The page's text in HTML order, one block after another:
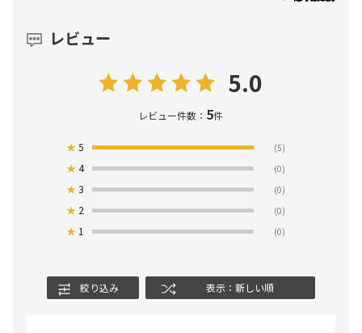
レビュー
5.0
レビュー件数： 5件
★5 (5)
★4 (0)
★3 (0)
★ 2 (0)
★ 1 (0)
絞り込み 表示：新しい順